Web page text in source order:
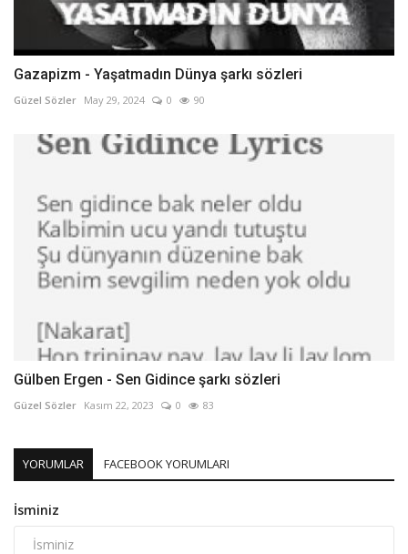
Gazapizm - Yaşatmadın Dünya şarkı sözleri
Güzel Sözler May 29, 2024 0 90
Gülben Ergen - Sen Gidince şarkı sözleri
Güzel Sözler Kasım 22, 2023 0 83
YORUMLAR FACEBOOK YORUMLARI
İsminiz